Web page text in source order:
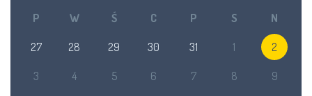
P W Ś C P S N
27 28 29 30 31 1 2
3 4 5 6 7 8 9